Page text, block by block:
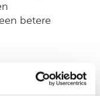
betere
waardevolle